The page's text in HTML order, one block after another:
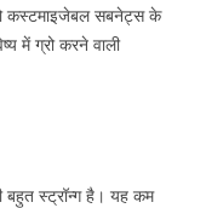
कस्टमाइजेबल सबनेट्स के
में ग्रो करने वाली
बहुत स्ट्रॉन्ग है। यह कम